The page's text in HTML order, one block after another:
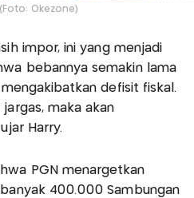
Okezone)
impor, ini yang menjadi
bebannya semakin lama
defisit fiskal.
maka akan
Harry.
PGN menargetkan
400.000 Sambungan